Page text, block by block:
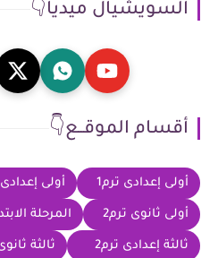
السويشيال ميديا👇
أقسام الموقــع👇
أولى إعدادى ترم1 أولى إعدادى
أولى ثانوى ترم2 المرحلة
ثالثة إعدادى ترم2 ثالثة ثانوى